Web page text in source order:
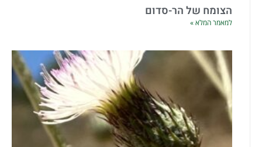
הצומח של הר-סדום
למאמר המלא »